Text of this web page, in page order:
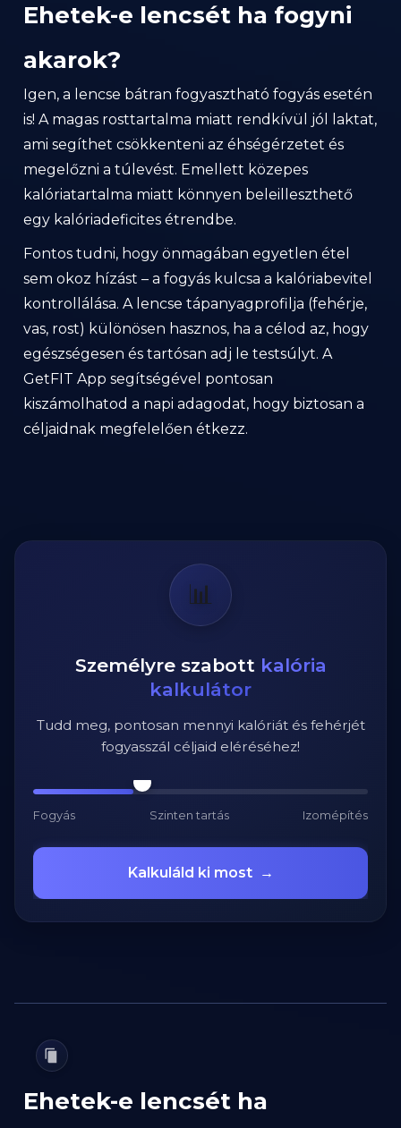
Ehetek-e lencsét ha fogyni
akarok?
Igen, a lencse bátran fogyasztható fogyás esetén
is! A magas rosttartalma miatt rendkívül jól laktat,
ami segíthet csökkenteni az éhségérzetet és
megelőzni a túlevést. Emellett közepes
kalóriatartalma miatt könnyen beleilleszthető
egy kalóriadeficites étrendbe.
Fontos tudni, hogy önmagában egyetlen étel
sem okoz hízást – a fogyás kulcsa a kalóriabevitel
kontrollálása. A lencse tápanyagprofilja (fehérje,
vas, rost) különösen hasznos, ha a célod az, hogy
egészségesen és tartósan adj le testsúlyt. A
GetFIT App segítségével pontosan
kiszámolhatod a napi adagodat, hogy biztosan a
céljaidnak megfelelően étkezz.
📊
Személyre szabott kalória
kalkulátor
Tudd meg, pontosan mennyi kalóriát és fehérjét
fogyasszál céljaid eléréséhez!
Fogyás Szinten tartás Izomépítés
Kalkuláld ki most →
Ehetek-e lencsét ha